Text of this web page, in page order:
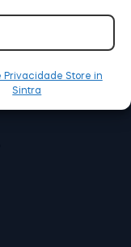
Privacidade Store in
Sintra